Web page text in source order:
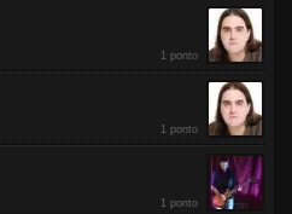
1 ponto
1 ponto
1 ponto